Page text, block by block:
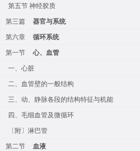
第五节 神经胶质
第三篇
器官与系统
第六章
循环系统
第一节
心、血管
一、心脏
二、血管壁的一般结构
三、动、静脉各段的结构特征与机能
四、毛细血管及微循环
〔附〕淋巴管
第二节
血液